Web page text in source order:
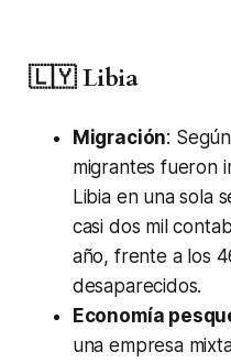
🇱🇾 Libia
Migración:
migrantes fueron
Libia en una sola
casi dos mil
año, frente a los
desaparecidos.
Economía
una empresa